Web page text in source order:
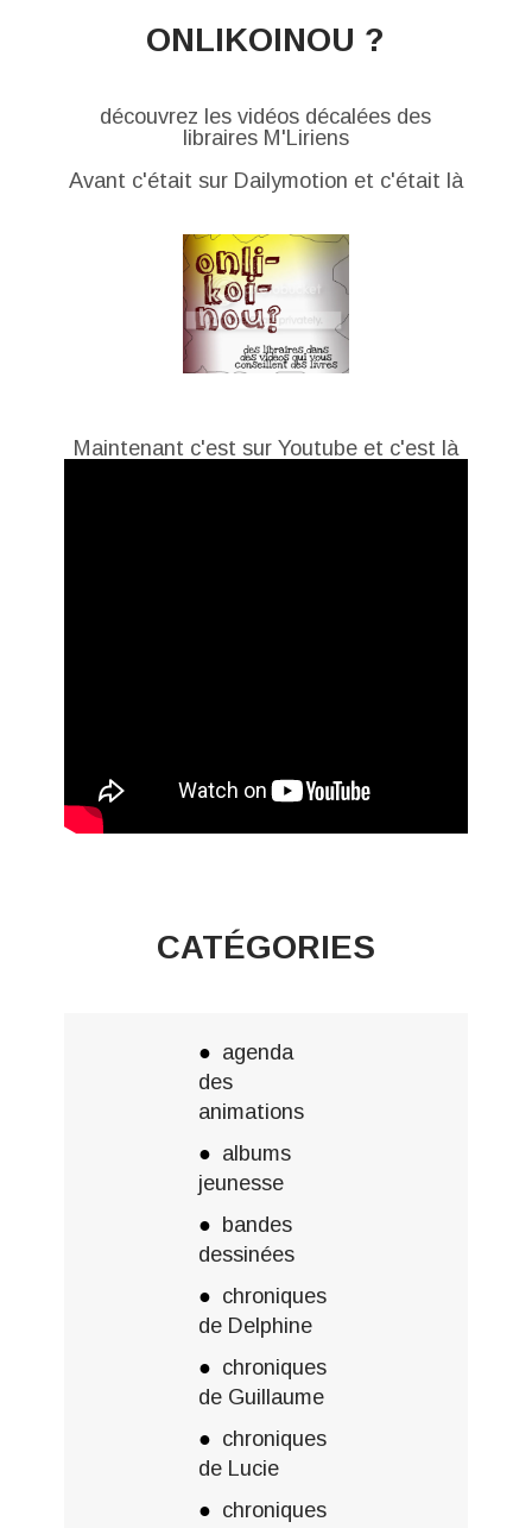
ONLIKOINOU ?
découvrez les vidéos décalées des
libraires M'Liriens
Avant c'était sur Dailymotion et c'était là
Maintenant c'est sur Youtube et c'est là
CATÉGORIES
agenda
des
animations
albums
jeunesse
bandes
dessinées
chroniques
de Delphine
chroniques
de Guillaume
chroniques
de Lucie
chroniques